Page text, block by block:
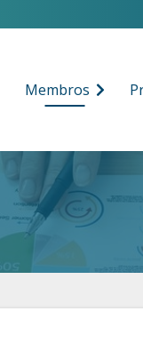
Membros